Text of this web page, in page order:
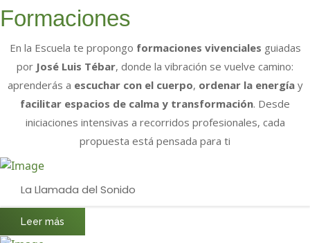
Formaciones
En la Escuela te propongo formaciones vivenciales guiadas
por José Luis Tébar, donde la vibración se vuelve camino:
aprenderás a escuchar con el cuerpo, ordenar la energíay
facilitar espacios de calma y transformación. Desde
iniciaciones intensivas a recorridos profesionales, cada
propuesta está pensada para ti
La Llamada del Sonido
Leer más